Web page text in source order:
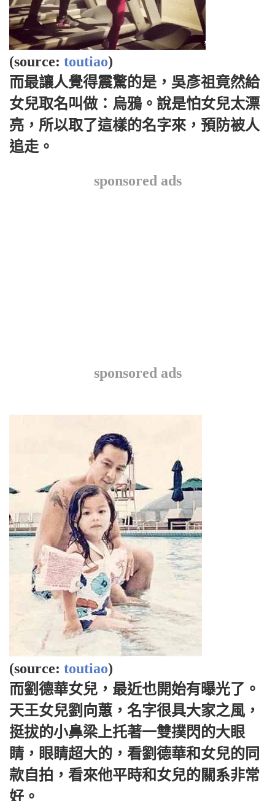
(source: toutiao)
而最讓人覺得震驚的是，吳彥祖竟然給
女兒取名叫做：烏鴉。說是怕女兒太漂
亮，所以取了這樣的名字來，預防被人
追走。
sponsored ads
sponsored ads
(source: toutiao)
而劉德華女兒，最近也開始有曝光了。
天王女兒劉向蕙，名字很具大家之風，
挺拔的小鼻梁上托著一雙撲閃的大眼
睛，眼睛超大的，看劉德華和女兒的同
款自拍，看來他平時和女兒的關系非常
好。